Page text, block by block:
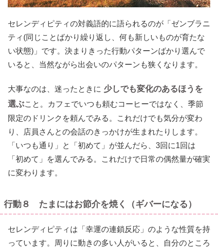
セレンディピティの対義語的に語られるのが「ゼンブラニ
ティ(同じことばかり繰り返し、何も新しいものが育たな
い状態)」です。決まりきった行動パターンばかり選んで
いると、当然ながら出会いのパターンも狭くなります。
大事なのは、迷ったときに 少しでも変化のあるほうを
選ぶこと。カフェでいつも頼むコーヒーではなく、季節
限定のドリンクを頼んでみる。これだけでも気分が変わ
り、店員さんとの会話のきっかけが生まれたりします。
「いつも通り」と「初めて」が並んだら、3回に1回は
「初めて」を選んでみる。これだけで日常の偶然量が確実
に変わります。
行動８ たまにはお節介を焼く（ギバーになる）
セレンディピティは「幸運の連鎖反応」のような性質を持
っています。周りに動きの多い人がいると、自分のところ